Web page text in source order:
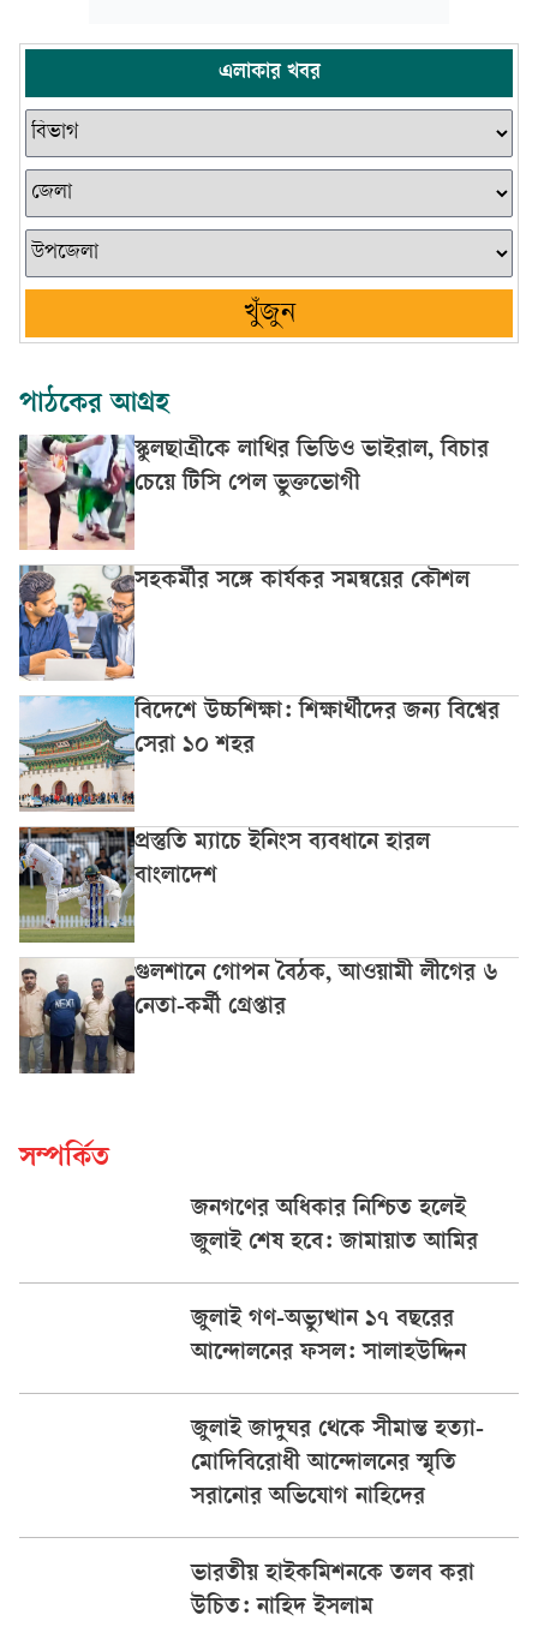
এলাকার খবর
খুঁজুন
পাঠকের আগ্রহ
স্কুলছাত্রীকে লাথির ভিডিও ভাইরাল, বিচার
চেয়ে টিসি পেল ভুক্তভোগী
সহকর্মীর সঙ্গে কার্যকর সমন্বয়ের কৌশল
বিদেশে উচ্চশিক্ষা: শিক্ষার্থীদের জন্য বিশ্বের
সেরা ১০ শহর
প্রস্তুতি ম্যাচে ইনিংস ব্যবধানে হারল
বাংলাদেশ
গুলশানে গোপন বৈঠক, আওয়ামী লীগের ৬
নেতা-কর্মী গ্রেপ্তার
সম্পর্কিত
জনগণের অধিকার নিশ্চিত হলেই
জুলাই শেষ হবে: জামায়াত আমির
জুলাই গণ-অভ্যুত্থান ১৭ বছরের
আন্দোলনের ফসল: সালাহউদ্দিন
জুলাই জাদুঘর থেকে সীমান্ত হত্যা-
মোদিবিরোধী আন্দোলনের স্মৃতি
সরানোর অভিযোগ নাহিদের
ভারতীয় হাইকমিশনকে তলব করা
উচিত: নাহিদ ইসলাম